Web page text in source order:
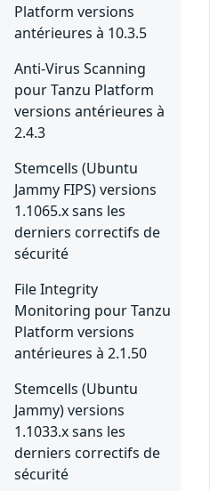
Platform versions
antérieures à 10.3.5
Anti-Virus Scanning
pour Tanzu Platform
versions antérieures à
2.4.3
Stemcells (Ubuntu
Jammy FIPS) versions
1.1065.x sans les
derniers correctifs de
sécurité
File Integrity
Monitoring pour Tanzu
Platform versions
antérieures à 2.1.50
Stemcells (Ubuntu
Jammy) versions
1.1033.x sans les
derniers correctifs de
sécurité